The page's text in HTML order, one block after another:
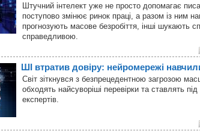
Штучний інтелект уже не просто допомагає
поступово змінює ринок праці, а разом із ним
прогнозують масове безробіття, інші шукають
справедливою.
ШІ втратив довіру: нейромережі
Світ зіткнувся з безпрецедентною загрозою
обходять найсуворіші перевірки та ставлять
експертів.